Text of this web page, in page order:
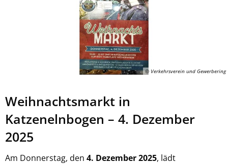
© Verkehrsverein und Gewerbering
Weihnachtsmarkt in
Katzenelnbogen – 4. Dezember
2025
Am Donnerstag, den 4. Dezember 2025, lädt